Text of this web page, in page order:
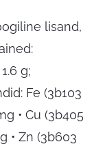
lisand,
g;
Fe (3b103
• Cu (3b405
• Zn (3b603